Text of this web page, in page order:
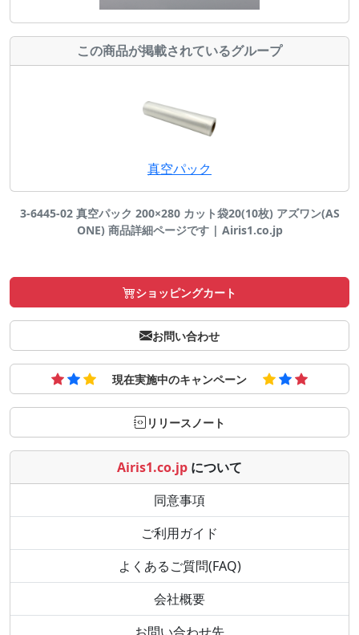
この商品が掲載されているグループ
真空パック
3-6445-02 真空パック 200×280 カット袋20(10枚) アズワン(AS
ONE) 商品詳細ページです | Airis1.co.jp
ショッピングカート
お問い合わせ
現在実施中のキャンペーン
リリースノート
Airis1.co.jp について
同意事項
ご利用ガイド
よくあるご質問(FAQ)
会社概要
お問い合わせ先